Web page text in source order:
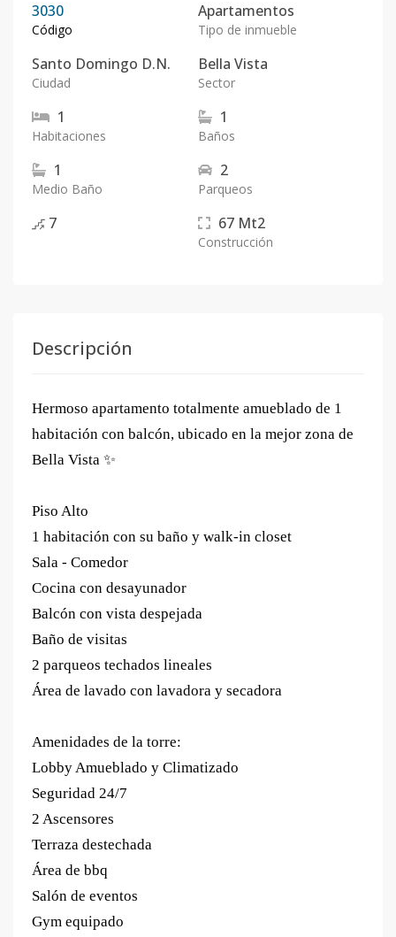
3030
Código
Apartamentos
Tipo de inmueble
Santo Domingo D.N.
Ciudad
Bella Vista
Sector
1
Habitaciones
1
Baños
1
Medio Baño
2
Parqueos
7 67 Mt2
Construcción
Descripción
Hermoso apartamento totalmente amueblado de 1
habitación con balcón, ubicado en la mejor zona de
Bella Vista ✨
Piso Alto
1 habitación con su baño y walk-in closet
Sala - Comedor
Cocina con desayunador
Balcón con vista despejada
Baño de visitas
2 parqueos techados lineales
Área de lavado con lavadora y secadora
Amenidades de la torre:
Lobby Amueblado y Climatizado
Seguridad 24/7
2 Ascensores
Terraza destechada
Área de bbq
Salón de eventos
Gym equipado